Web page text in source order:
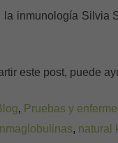
inmunología Silvia
este post, puede
, Pruebas y
, natural